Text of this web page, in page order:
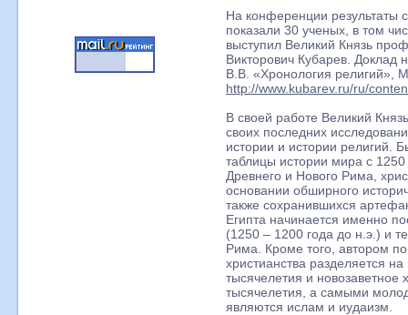
На конференции результаты
показали 30 ученых, в том
выступил Великий Князь
Викторович Кубарев. Доклад
В.В. «Хронология религий»,
http://www.kubarev.ru/ru/
В своей работе Великий
своих последних
истории и истории религий.
таблицы истории мира с
Древнего и Нового Рима,
основании обширного
также сохранившихся
Египта начинается именно
(1250 – 1200 года до н.э.) и
Рима. Кроме того, автором
христианства разделяется
тысячелетия и новозаветное
тысячелетия, а самыми
являются ислам и иудаизм.